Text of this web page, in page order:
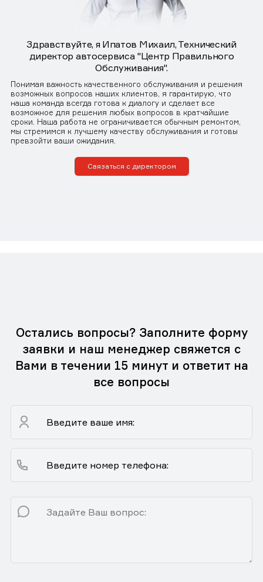
Здравствуйте, я Ипатов Михаил, Технический
директор автосервиса "Центр Правильного
Обслуживания".
Понимая важность качественного обслуживания и решения
возможных вопросов наших клиентов, я гарантирую, что
наша команда всегда готова к диалогу и сделает все
возможное для решения любых вопросов в кратчайшие
сроки. Наша работа не ограничивается обычным ремонтом,
мы стремимся к лучшему качеству обслуживания и готовы
превзойти ваши ожидания.
Связаться с директором
Остались вопросы? Заполните форму
заявки и наш менеджер свяжется с
Вами в течении 15 минут и ответит на
все вопросы